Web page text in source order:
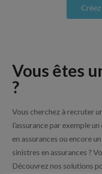
Vous êtes
?
Vous cherchez à recruter
l’assurance par exemple
en assurances ou encore
sinistres en assurances ?
Découvrez nos solutions